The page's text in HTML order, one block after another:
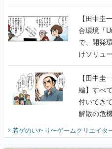
のいたり
【田中圭
合環境「
で、開発
けソリュ
に行って
【田中圭
編】すべ
付いてき
解散の危
『少年ジ
若ゲのいたり〜ゲームクリエイタ